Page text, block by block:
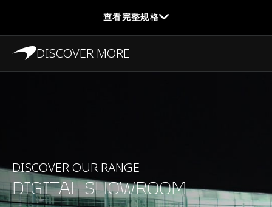
查看完整规格
0-100kpm (62mph) 2.8s
0-200kph (124mph) 6.8s
DISCOVER MORE
DISCOVER OUR RANGE
DIGITAL SHOWROOM